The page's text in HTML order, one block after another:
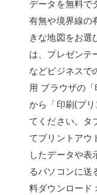
データを無料で
有無や境界線の
きな地図をお選
は、プレゼンテ
などビジネスで
用 ブラウザの
から「印刷(プ
てください。タ
てプリントアウ
したデータや表
るパソコンに送
料ダウンロード